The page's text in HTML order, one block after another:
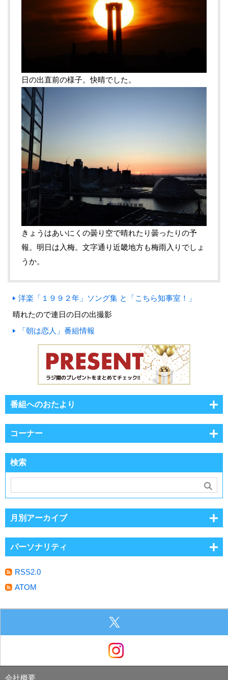
日の出直前の様子。快晴でした。
きょうはあいにくの曇り空で晴れたり曇ったりの予
報。明日は入梅。文字通り近畿地方も梅雨入りでしょ
うか。
洋楽「１９９２年」ソング集 と「こちら知事室！」
晴れたので連日の日の出撮影
「朝は恋人」番組情報
番組へのおたより
コーナー
検索
月別アーカイブ
パーソナリティ
RSS2.0
ATOM
会社概要